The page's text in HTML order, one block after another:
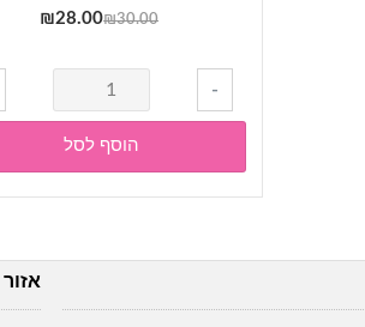
₪30.00
המחיר
היה:
₪28.00
-
של
חוט
מקרמה-
חבל
מ"מ-
הוסף לסל